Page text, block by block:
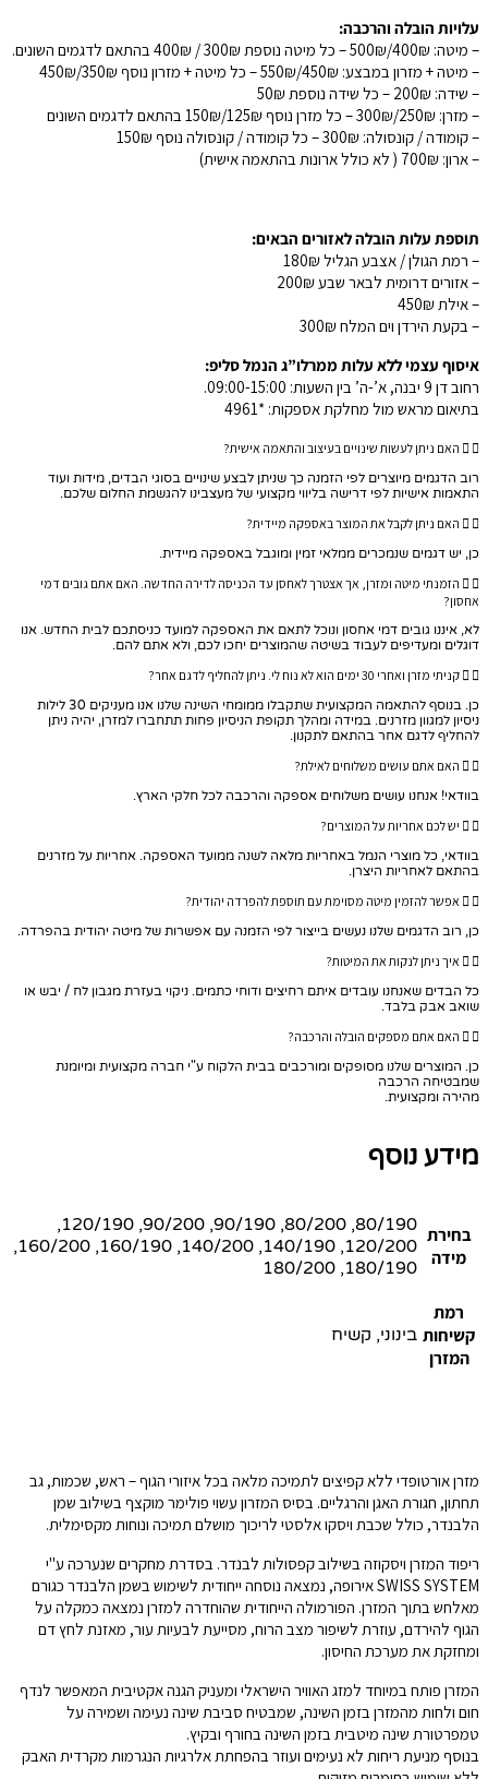
מזרן אורטופדי ללא קפיצים לתמיכה מלאה בכל איזורי הגוף – ראש, שכמות, גב
תחתון, חגורת האגן והרגליים. בסיס המזרון עשוי פולימר מוקצף בשילוב שמן
הלבנדר, כולל שכבת ויסקו אלסטי לריכוך מושלם תמיכה ונוחות מקסימלית.
ריפוד המזרן ויסקוזה בשילוב קפסולות לבנדר. בסדרת מחקרים שנערכה ע"י
SWISS SYSTEM אירופה, נמצאה נוסחה ייחודית לשימוש בשמן הלבנדר כגורם
מאלחש בתוך המזרן. הפורמולה הייחודית שהוחדרה למזרן נמצאה כמקלה על
הגוף להירדם, עוזרת לשיפור מצב הרוח, מסייעת לבעיות עור, מאזנת לחץ דם
ומחזקת את מערכת החיסון.
המזרן פותח במיוחד למזג האוויר הישראלי ומעניק הגנה אקטיבית המאפשר לנדף
חום ולחות מהמזרן בזמן השינה, שמבטיח סביבת שינה נעימה ושמירה על
טמפרטורת שינה מיטבית בזמן השינה בחורף ובקיץ.
בנוסף מניעת ריחות לא נעימים ועוזר בהפחתת אלרגיות הנגרמות מקרדית האבק
מידע נוסף
בחירת
מידה
80/190, 80/200, 90/190, 90/200, 120/190,
120/200, 140/190, 140/200, 160/190, 160/200,
180/190, 180/200
רמת
קשיחות
המזרן
בינוני, קשיח
האם ניתן לעשות שינויים בעיצוב והתאמה אישית?
רוב הדגמים מיוצרים לפי הזמנה כך שניתן לבצע שינויים בסוגי הבדים, מידות ועוד
התאמות אישיות לפי דרישה בליווי מקצועי של מעצבינו להגשמת החלום שלכם.
האם ניתן לקבל את המוצר באספקה מיידית?
כן, יש דגמים שנמכרים ממלאי זמין ומוגבל באספקה מיידית.
הזמנתי מיטה ומזרן, אך אצטרך לאחסן עד הכניסה לדירה החדשה. האם אתם גובים דמי
אחסון?
לא, איננו גובים דמי אחסון ונוכל לתאם את האספקה למועד כניסתכם לבית החדש. אנו
דוגלים ומעדיפים לעבוד בשיטה שהמוצרים יחכו לכם, ולא אתם להם.
קניתי מזרן ואחרי 30 ימים הוא לא נוח לי. ניתן להחליף לדגם אחר?
כן. בנוסף להתאמה המקצועית שתקבלו ממומחי השינה שלנו אנו מעניקים 30 לילות
ניסיון למגוון מזרנים. במידה ומהלך תקופת הניסיון פחות תתחברו למזרן, יהיה ניתן
להחליף לדגם אחר בהתאם לתקנון.
האם אתם עושים משלוחים לאילת?
בוודאי! אנחנו עושים משלוחים אספקה והרכבה לכל חלקי הארץ.
יש לכם אחריות על המוצרים?
בוודאי, כל מוצרי הנמל באחריות מלאה לשנה ממועד האספקה. אחריות על מזרנים
בהתאם לאחריות היצרן.
אפשר להזמין מיטה מסוימת עם תוספת להפרדה יהודית?
כן, רוב הדגמים שלנו נעשים בייצור לפי הזמנה עם אפשרות של מיטה יהודית בהפרדה.
איך ניתן לנקות את המיטות?
כל הבדים שאנחנו עובדים איתם רחיצים ודוחי כתמים. ניקוי בעזרת מגבון לח / יבש או
שואב אבק בלבד.
האם אתם מספקים הובלה והרכבה?
כן. המוצרים שלנו מסופקים ומורכבים בבית הלקוח ע"י חברה מקצועית ומיומנת
שמבטיחה הרכבה
מהירה ומקצועית.
עלויות הובלה והרכבה:
– מיטה: 400₪/500₪ – כל מיטה נוספת 300₪ / 400₪ בהתאם לדגמים השונים.
– מיטה + מזרון במבצע: 450₪/550₪ – כל מיטה + מזרון נוסף 350₪/450₪
– שידה: 200₪ – כל שידה נוספת 50₪
– מזרן: 250₪/300₪ – כל מזרן נוסף 125₪/150₪ בהתאם לדגמים השונים
– קומודה / קונסולה: 300₪ – כל קומודה / קונסולה נוסף 150₪
– ארון: 700₪ ( לא כולל ארונות בהתאמה אישית)
תוספת עלות הובלה לאזורים הבאים:
– רמת הגולן / אצבע הגליל 180₪
– אזורים דרומית לבאר שבע 200₪
– אילת 450₪
– בקעת הירדן וים המלח 300₪
איסוף עצמי ללא עלות ממרלו”ג הנמל סליפ:
רחוב דן 9 יבנה, א’-ה’ בין השעות: 09:00-15:00.
בתיאום מראש מול מחלקת אספקות: *4961